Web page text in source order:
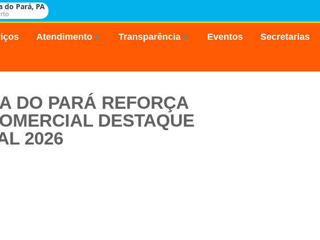
do Pará, PA
Atendimento Transparência Eventos Secretarias
DO PARÁ REFORÇA
DESTAQUE
2026